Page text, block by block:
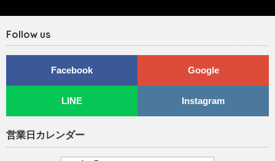
Follow us
Facebook Google
LINE Instagram
営業日カレンダー